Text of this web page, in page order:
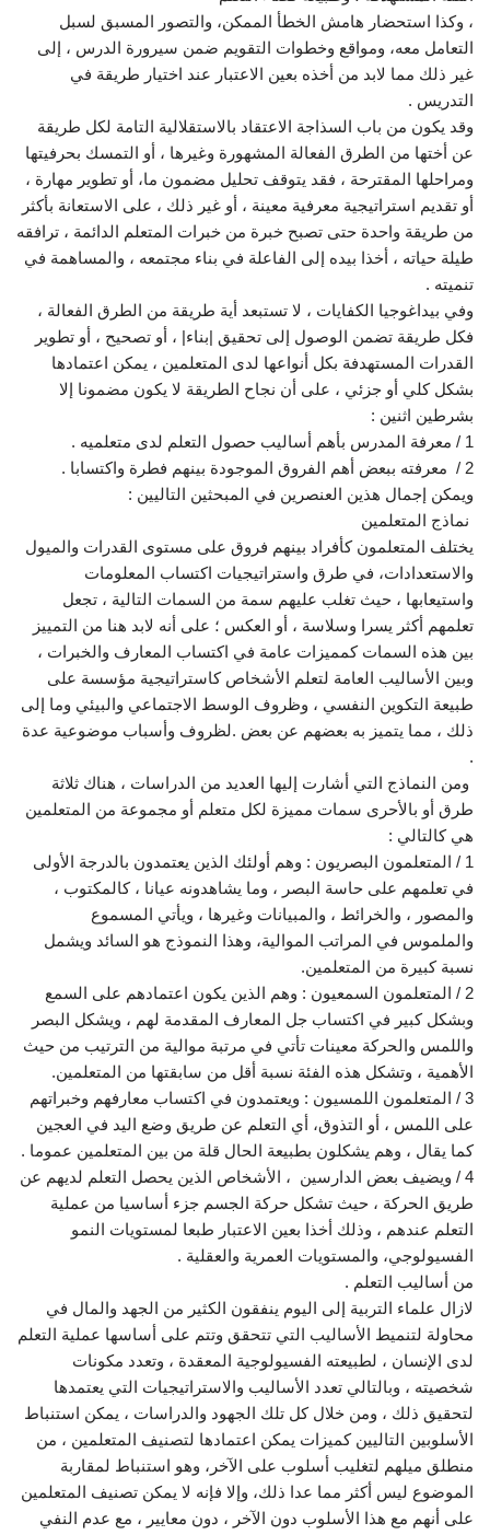
، وكذا استحضار هامش الخطأ الممكن، والتصور المسبق لسبل
التعامل معه، ومواقع وخطوات التقويم ضمن سيرورة الدرس ، إلى
غير ذلك مما لابد من أخذه بعين الاعتبار عند اختيار طريقة في
التدريس .
وقد يكون من باب السذاجة الاعتقاد بالاستقلالية التامة لكل طريقة
عن أختها من الطرق الفعالة المشهورة وغيرها ، أو التمسك بحرفيتها
ومراحلها المقترحة ، فقد يتوقف تحليل مضمون ما، أو تطوير مهارة ،
أو تقديم استراتيجية معرفية معينة ، أو غير ذلك ، على الاستعانة بأكثر
من طريقة واحدة حتى تصبح خبرة من خبرات المتعلم الدائمة ، ترافقه
طيلة حياته ، أخذا بيده إلى الفاعلة في بناء مجتمعه ، والمساهمة في
تنميته .
وفي بيداغوجيا الكفايات ، لا تستبعد أية طريقة من الطرق الفعالة ،
فكل طريقة تضمن الوصول إلى تحقيق |بناء| ، أو تصحيح ، أو تطوير
القدرات المستهدفة بكل أنواعها لدى المتعلمين ، يمكن اعتمادها
بشكل كلي أو جزئي ، على أن نجاح الطريقة لا يكون مضمونا إلا
بشرطين اثنين :
1 / معرفة المدرس بأهم أساليب حصول التعلم لدى متعلميه .
2 / معرفته ببعض أهم الفروق الموجودة بينهم فطرة واكتسابا .
ويمكن إجمال هذين العنصرين في المبحثين التاليين :
نماذج المتعلمين
يختلف المتعلمون كأفراد بينهم فروق على مستوى القدرات والميول
والاستعدادات، في طرق واستراتيجيات اكتساب المعلومات
واستيعابها ، حيث تغلب عليهم سمة من السمات التالية ، تجعل
تعلمهم أكثر يسرا وسلاسة ، أو العكس ؛ على أنه لابد هنا من التمييز
بين هذه السمات كمميزات عامة في اكتساب المعارف والخبرات ،
وبين الأساليب العامة لتعلم الأشخاص كاستراتيجية مؤسسة على
طبيعة التكوين النفسي ، وظروف الوسط الاجتماعي والبيئي وما إلى
ذلك ، مما يتميز به بعضهم عن بعض .لظروف وأسباب موضوعية عدة
.
ومن النماذج التي أشارت إليها العديد من الدراسات ، هناك ثلاثة
طرق أو بالأحرى سمات مميزة لكل متعلم أو مجموعة من المتعلمين
هي كالتالي :
1 / المتعلمون البصريون : وهم أولئك الذين يعتمدون بالدرجة الأولى
في تعلمهم على حاسة البصر ، وما يشاهدونه عيانا ، كالمكتوب ،
والمصور ، والخرائط ، والمبيانات وغيرها ، ويأتي المسموع
والملموس في المراتب الموالية، وهذا النموذج هو السائد ويشمل
نسبة كبيرة من المتعلمين.
2 / المتعلمون السمعيون : وهم الذين يكون اعتمادهم على السمع
وبشكل كبير في اكتساب جل المعارف المقدمة لهم ، ويشكل البصر
واللمس والحركة معينات تأتي في مرتبة موالية من الترتيب من حيث
الأهمية ، وتشكل هذه الفئة نسبة أقل من سابقتها من المتعلمين.
3 / المتعلمون اللمسيون : ويعتمدون في اكتساب معارفهم وخبراتهم
على اللمس ، أو التذوق، أي التعلم عن طريق وضع اليد في العجين
كما يقال ، وهم يشكلون بطبيعة الحال قلة من بين المتعلمين عموما .
4 / ويضيف بعض الدارسين ، الأشخاص الذين يحصل التعلم لديهم عن
طريق الحركة ، حيث تشكل حركة الجسم جزء أساسيا من عملية
التعلم عندهم ، وذلك أخذا بعين الاعتبار طبعا لمستويات النمو
الفسيولوجي، والمستويات العمرية والعقلية .
من أساليب التعلم .
لازال علماء التربية إلى اليوم ينفقون الكثير من الجهد والمال في
محاولة لتنميط الأساليب التي تتحقق وتتم على أساسها عملية التعلم
لدى الإنسان ، لطبيعته الفسيولوجية المعقدة ، وتعدد مكونات
شخصيته ، وبالتالي تعدد الأساليب والاستراتيجيات التي يعتمدها
لتحقيق ذلك ، ومن خلال كل تلك الجهود والدراسات ، يمكن استنباط
الأسلوبين التاليين كميزات يمكن اعتمادها لتصنيف المتعلمين ، من
منطلق ميلهم لتغليب أسلوب على الآخر، وهو استنباط لمقاربة
الموضوع ليس أكثر مما عدا ذلك، وإلا فإنه لا يمكن تصنيف المتعلمين
على أنهم مع هذا الأسلوب دون الآخر ، دون معايير ، مع عدم النفي